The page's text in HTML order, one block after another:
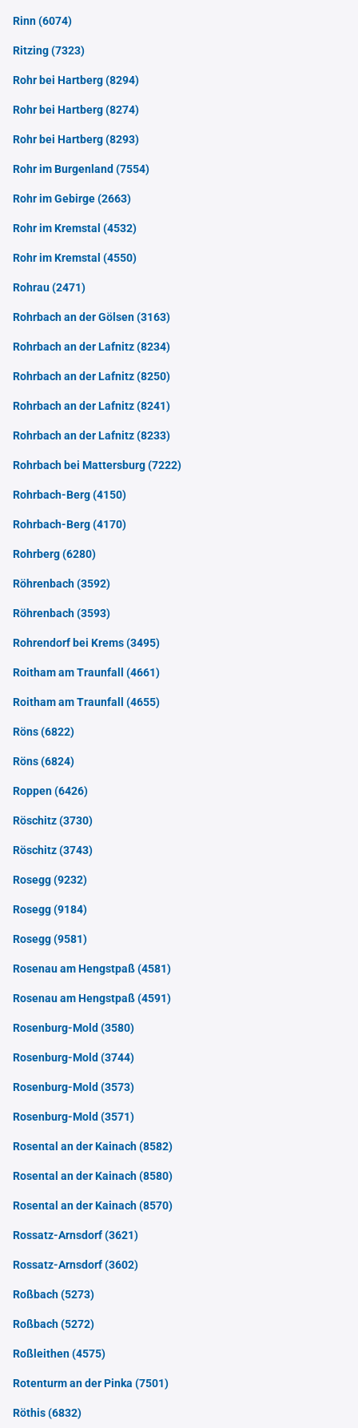
Rinn(6074)
Ritzing(7323)
Rohr bei Hartberg(8294)
Rohr bei Hartberg(8274)
Rohr bei Hartberg(8293)
Rohr im Burgenland (7554)
Rohr im Gebirge(2663)
Rohr im Kremstal (4532)
Rohr im Kremstal (4550)
Rohrau(2471)
Rohrbach an der Gölsen(3163)
Rohrbach an der Lafnitz(8234)
Rohrbach an der Lafnitz(8250)
Rohrbach an der Lafnitz(8241)
Rohrbach an der Lafnitz(8233)
Rohrbach bei Mattersburg(7222)
Rohrbach-Berg(4150)
Rohrbach-Berg(4170)
Rohrberg(6280)
Röhrenbach(3592)
Röhrenbach(3593)
Rohrendorf bei Krems(3495)
Roitham am Traunfall (4661)
Roitham am Traunfall (4655)
Röns(6822)
Röns(6824)
Roppen(6426)
Röschitz(3730)
Röschitz(3743)
Rosegg(9232)
Rosegg(9184)
Rosegg(9581)
Rosenau am Hengstpaß(4581)
Rosenau am Hengstpaß(4591)
Rosenburg-Mold (3580)
Rosenburg-Mold (3744)
Rosenburg-Mold (3573)
Rosenburg-Mold (3571)
Rosental an der Kainach(8582)
Rosental an der Kainach(8580)
Rosental an der Kainach(8570)
Rossatz-Arnsdorf(3621)
Rossatz-Arnsdorf(3602)
Roßbach(5273)
Roßbach(5272)
Roßleithen(4575)
Rotenturm an der Pinka (7501)
Röthis(6832)